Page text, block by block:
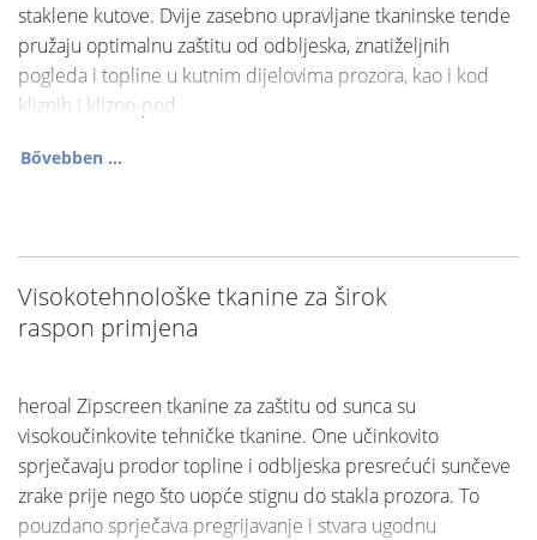
staklene kutove. Dvije zasebno upravljane tkaninske tende
pružaju optimalnu zaštitu od odbljeska, znatiželjnih
pogleda i topline u kutnim dijelovima prozora, kao i kod
kliznih i klizno-pod
Bővebben ...
Visokotehnološke tkanine za širok
raspon primjena
heroal Zipscreen tkanine za zaštitu od sunca su
visokoučinkovite tehničke tkanine. One učinkovito
sprječavaju prodor topline i odbljeska presrećući sunčeve
zrake prije nego što uopće stignu do stakla prozora. To
pouzdano sprječava pregrijavanje i stvara ugodnu